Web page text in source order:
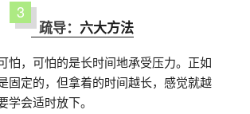
3
疏导： 六大方法
怕，可怕的是长时间地承受压力。正如
固定的，但拿着的时间越长，感觉就越
学会适时放下。